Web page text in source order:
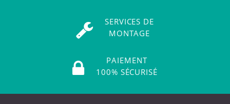
SERVICES DE
MONTAGE
PAIEMENT
100% SÉCURISÉ